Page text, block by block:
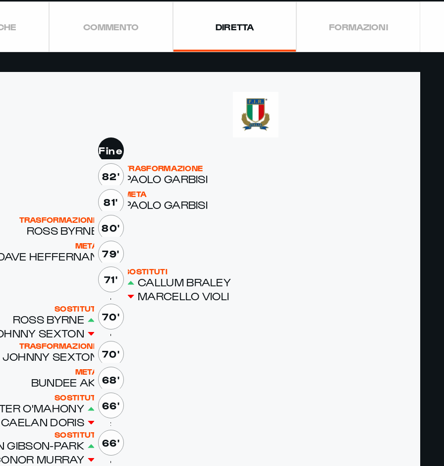
COMMENTO DIRETTA FORMAZIONI
Fine
82'
TRASFORMAZIONE
PAO­LO GAR­BISI
81'
META
PAO­LO GAR­BISI
80'
TRASFORMAZIONE
ROSS BYRNE
79'
META
HEF­FER­NAN
71'
SOSTITUTI
CAL­LUM BRA­LEY
MAR­CEL­LO VI­O­LI
70'
SOSTITUTI
ROSS BYRNE
SEX­TON
70'
TRASFORMAZIONE
JOHN­NY SEX­TON
68'
META
BUNDEE AKI
66'
SOSTITUTI
O'MA­HO­NY
CAE­LAN DORIS
66'
SOSTITUTI
GIB­SON-PARK
MUR­RAY